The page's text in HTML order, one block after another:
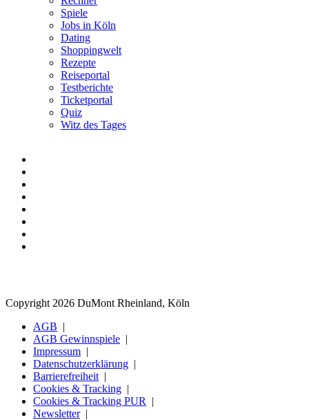
Spiele
Jobs in Köln
Dating
Shoppingwelt
Rezepte
Reiseportal
Testberichte
Ticketportal
Quiz
Witz des Tages
Copyright 2026 DuMont Rheinland, Köln
AGB
AGB Gewinnspiele
Impressum
Datenschutzerklärung
Barrierefreiheit
Cookies & Tracking
Cookies & Tracking PUR
Newsletter